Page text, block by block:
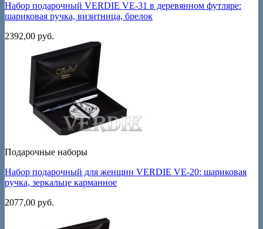
Набор подарочный VERDIE VE-31 в деревянном футляре:
шариковая ручка, визитница, брелок
2392,00 руб.
Подарочные наборы
Набор подарочный для женщин VERDIE VE-20: шариковая
ручка, зеркальце карманное
2077,00 руб.